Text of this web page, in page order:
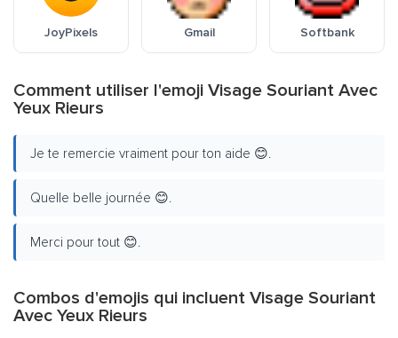
JoyPixels Gmail Softbank
Comment utiliser l'emoji Visage Souriant Avec
Yeux Rieurs
Je te remercie vraiment pour ton aide 😊.
Quelle belle journée 😊.
Merci pour tout 😊.
Combos d'emojis qui incluent Visage Souriant
Avec Yeux Rieurs